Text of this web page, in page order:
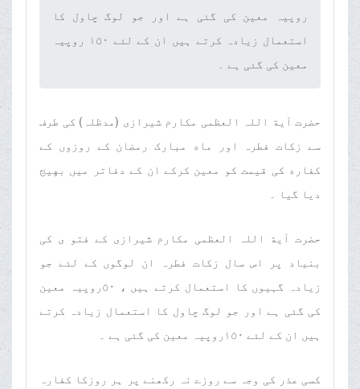
روپیہ معین کی گئی ہے اور جو لوگ چاول کا
استعمال زیادہ کرتے ہیں ان کے لئے ١٥٠ روپیہ
معین کی گئی ہے ۔‌
حضرت آیة اللہ العظمی مکارم شیرازی (مدظلہ) کی طرف
سے زکات فطرہ اور ماه مبارک رمضان کے روزوں کے
کفاره کی قیمت کو معین کرکے ان کے دفاتر میں بهیج
دیا گیا ۔
حضرت آیة اللہ العظمی مکارم شیرازی کے فتو ی کی
بنیاد پر اس سال زکات فطرہ ان لوگوں کے لئے جو
زیادہ گہیوں کا استعمال کرتے ہیں ، ٥٠روپیہ معین
کی گئی ہے اور جو لوگ چاول کا استعمال زیادہ کرتے
ہیں ان کے لئے ١٥٠روپیہ معین کی گئی ہے ۔
کسی عذر کی وجہ سے روزے نہ رکھنے پر ہر روزکا کفارہ